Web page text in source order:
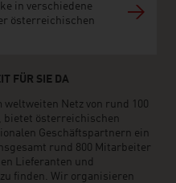
in verschiedene
österreichischen
FÜR SIE DA
weltweiten Netz von rund 100
bietet österreichischen
Geschäftspartnern ein
rund 800 Mitarbeiter
Lieferanten und
finden. Wir organisieren